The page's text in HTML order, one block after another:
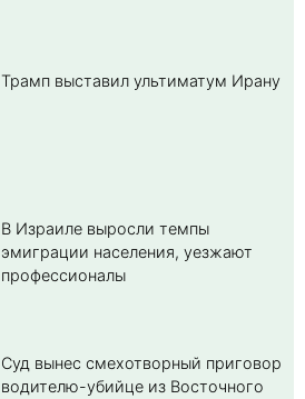
Трамп выставил ультиматум Ирану
В Израиле выросли темпы
эмиграции населения, уезжают
профессионалы
Суд вынес смехотворный приговор
водителю-убийце из Восточного